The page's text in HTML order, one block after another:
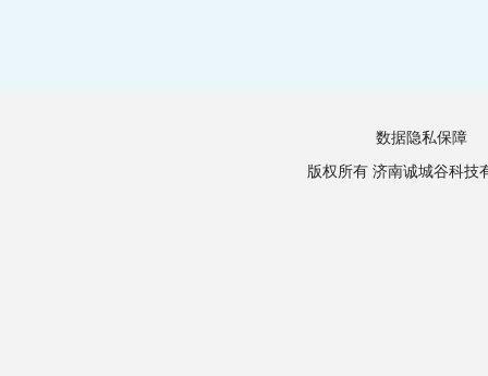
数据隐私保障
版权所有 济南诚城谷科技